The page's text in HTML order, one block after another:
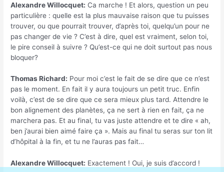
Alexandre Willocquet: Ca marche ! Et alors, question un peu
particulière : quelle est la plus mauvaise raison que tu puisses
trouver, ou que pourrait trouver, d’après toi, quelqu’un pour ne
pas changer de vie ? C’est à dire, quel est vraiment, selon toi,
le pire conseil à suivre ? Qu’est-ce qui ne doit surtout pas nous
bloquer?
Thomas Richard: Pour moi c’est le fait de se dire que ce n’est
pas le moment. En fait il y aura toujours un petit truc. Enfin
voilà, c’est de se dire que ce sera mieux plus tard. Attendre le
bon alignement des planètes, ça ne sert à rien en fait, ça ne
marchera pas. Et au final, tu vas juste attendre et te dire « ah,
ben j’aurai bien aimé faire ça ». Mais au final tu seras sur ton lit
d’hôpital à la fin, et tu ne l’auras pas fait…
Alexandre Willocquet: Exactement ! Oui, je suis d’accord !